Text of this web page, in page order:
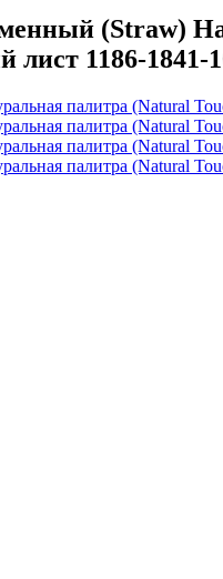
(Straw)
лист 1186-1841-